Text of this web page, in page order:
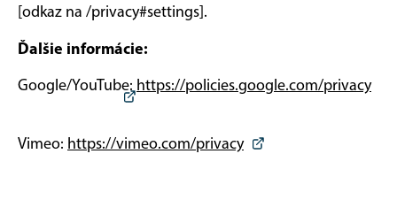
[odkaz na /privacy#settings].
Ďalšie informácie:
Google/YouTube: https://policies.google.com/privacy
Vimeo: https://vimeo.com/privacy